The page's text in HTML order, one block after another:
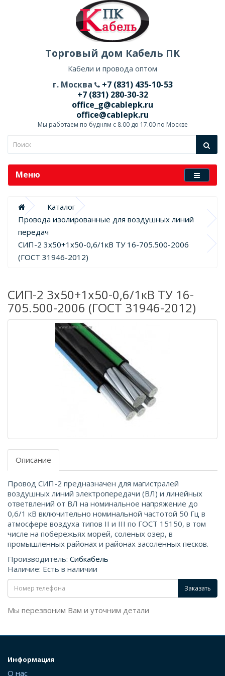
Торговый дом Кабель ПК
Кабели и провода оптом
г. Москва
+7 (831) 435-10-53
+7 (831) 280-30-32
office_g@cablepk.ru
office@cablepk.ru
Мы работаем по будням с 8.00 до 17.00 по Москве
Меню
Каталог
Провода изолированные для воздушных линий
передач
СИП-2 3х50+1х50-0,6/1кВ ТУ 16-705.500-2006
(ГОСТ 31946-2012)
СИП-2 3х50+1х50-0,6/1кВ ТУ 16-
705.500-2006 (ГОСТ 31946-2012)
Описание
Провод СИП-2 предназначен для магистралей
воздушных линий электропередачи (ВЛ) и линейных
ответвлений от ВЛ на номинальное напряжение до
0,6/1 кВ включительно номинальной частотой 50 Гц в
атмосфере воздуха типов II и III по ГОСТ 15150, в том
числе на побережьях морей, соленых озер, в
промышленных районах и районах засоленных песков.
Производитель: Сибкабель
Наличие: Есть в наличии
Заказать
Мы перезвоним Вам и уточним детали
Информация
О нас